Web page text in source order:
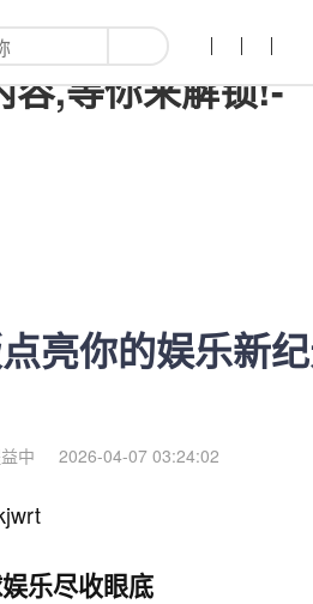
亮你的娱乐新纪
容,等你来解锁!-
亮你的娱乐新
中 2026-04-07 03:24:02
乐尽收眼底